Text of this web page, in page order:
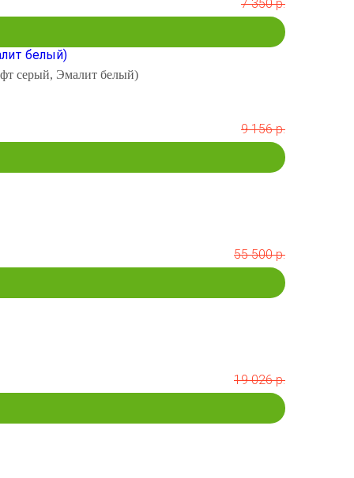
7 350 р.
серый, Эмалит белый)
9 156 р.
55 500 р.
19 026 р.